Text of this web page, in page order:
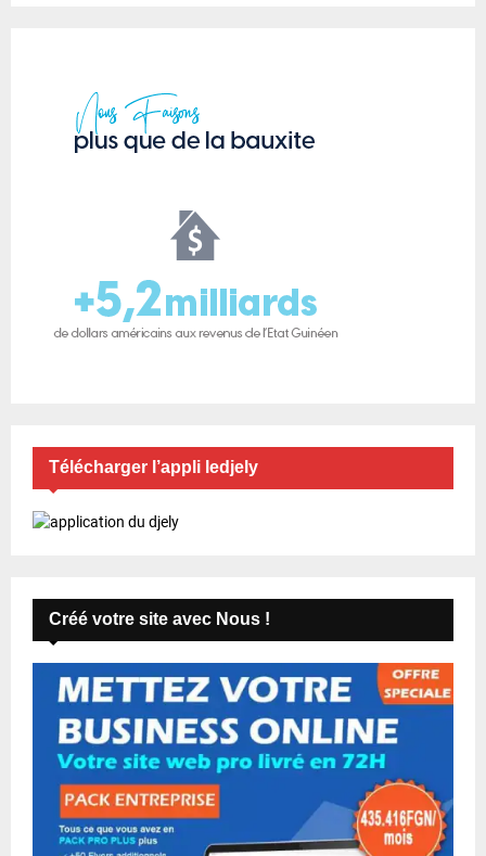
Télécharger l’appli ledjely
Créé votre site avec Nous !